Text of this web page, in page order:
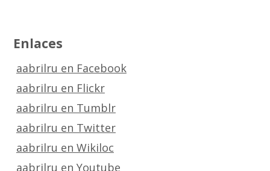
Enlaces
aabrilru en Facebook
aabrilru en Flickr
aabrilru en Tumblr
aabrilru en Twitter
aabrilru en Wikiloc
aabrilru en Youtube